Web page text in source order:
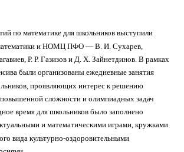
по математике для школьников выступили
и НОМЦ ПФО — В. И. Сухарев,
Р. Р. Газизов и Д. Х. Зайнетдинов. В рамках
были организованы ежедневные занятия
проявляющих интерес к решению
повышенной сложности и олимпиадных задач
время для школьников было заполнено
и математическими играми, кружками
вида культурно-оздоровительными